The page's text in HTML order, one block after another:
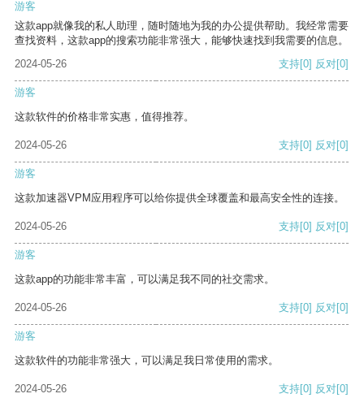
游客
这款app就像我的私人助理，随时随地为我的办公提供帮助。我经常需要
查找资料，这款app的搜索功能非常强大，能够快速找到我需要的信息。
2024-05-26
支持[0] 反对[0]
游客
这款软件的价格非常实惠，值得推荐。
2024-05-26 支持[0] 反对[0]
游客
这款加速器VPM应用程序可以给你提供全球覆盖和最高安全性的连接。
2024-05-26 支持[0] 反对[0]
游客
这款app的功能非常丰富，可以满足我不同的社交需求。
2024-05-26 支持[0] 反对[0]
游客
这款软件的功能非常强大，可以满足我日常使用的需求。
2024-05-26 支持[0] 反对[0]